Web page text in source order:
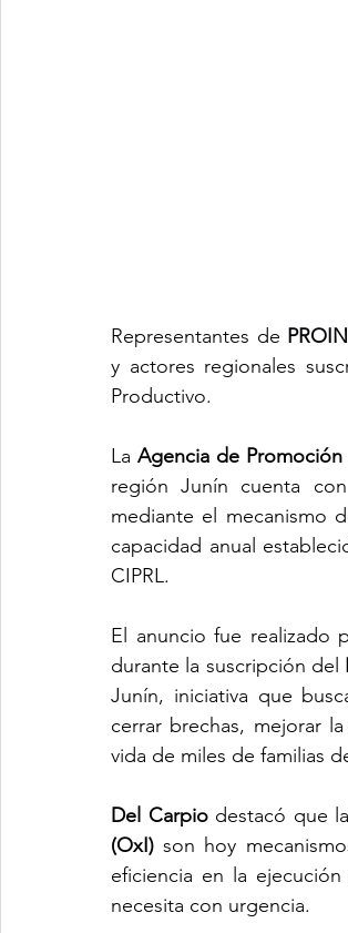
Representantes de
y actores regionales
Productivo.
La Agencia de Promoción
región Junín cuenta
mediante el mecanismo
capacidad anual
CIPRL.
El anuncio fue realizado
durante la suscripción del
Junín, iniciativa que
cerrar brechas, mejorar
vida de miles de familias
Del Carpio destacó que
(OxI) son hoy
eficiencia en la
necesita con urgencia.